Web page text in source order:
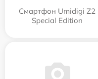
Смартфон Umidigi Z2
Special Edition